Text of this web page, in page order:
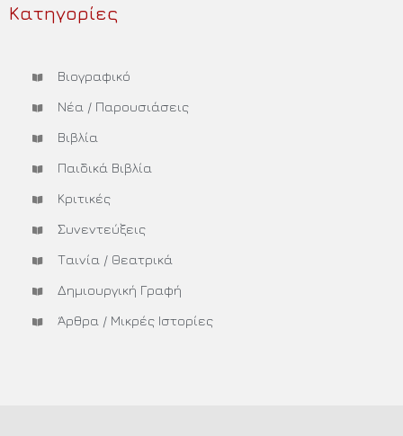
Κατηγορίες
Βιογραφικό
Νέα / Παρουσιάσεις
Βιβλία
Παιδικά Βιβλία
Κριτικές
Συνεντεύξεις
Ταινία / Θεατρικά
Δημιουργική Γραφή
Άρθρα / Μικρές Ιστορίες